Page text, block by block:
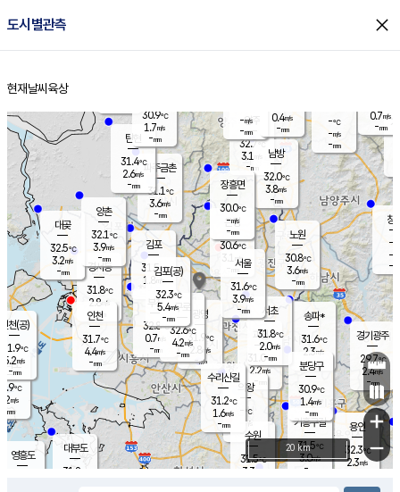
도시별관측 close
홈
현재날씨 육상
의도
℃
m/s
mm
영흥도
양주
32.7℃
3.1
-mm
과천
31.0℃
2.2m/s
- mm
용인
32.3℃
2.3m/s
경기광주
29.7℃
2.4m/s
-mm
대부도
31.8
경서동
31.8℃
2.8 m/s
-mm
파주금촌
31.1℃
3.6m/s
-mm
-℃
-m/s
-mm
대곶
32.5℃
3.2m/s
-mm
창
-
-m/
-
탄현
31.4℃
2.6m/s
-mm
0.7m/s
-mm
의왕
- ℃
m/s
mm
김포
31.5℃
1.8 m/s
mm
광명
31.9 ℃
2.8 m/s
-mm
부천
32.8℃
0.7m/s
-mm
양촌
32.1℃
3.9m/s
-mm
구로
32.6℃
4.2m/s
-mm
은평
30.6℃
3.1 m/s
- mm
노원
30.8℃
3.6m/s
-mm
송파*
31.6℃
2.3m/s
-mm
서초
31.8℃
2.0m/s
-mm
남방
32.0℃
3.8m/s
-mm
기흥구갈
31.5℃
3.0m/s
-
수리산길
31.2℃
1.6m/s
-mm
분당구
30.9℃
1.4m/s
-mm
장흥면
30.0℃
-m/s
-mm
-m/s
-mm
인천(공)
31.9℃
5.2m/s
-mm
김포(공)
32.3℃
5.4m/s
-mm
수원
31.5℃
3.3 m/s
인천
31.7℃
4.4m/s
-mm
서울
31.6℃
3.9m/s
-mm
30.9℃
1.7m/s
-mm
0.4m/s
-mm
+
−
20 km